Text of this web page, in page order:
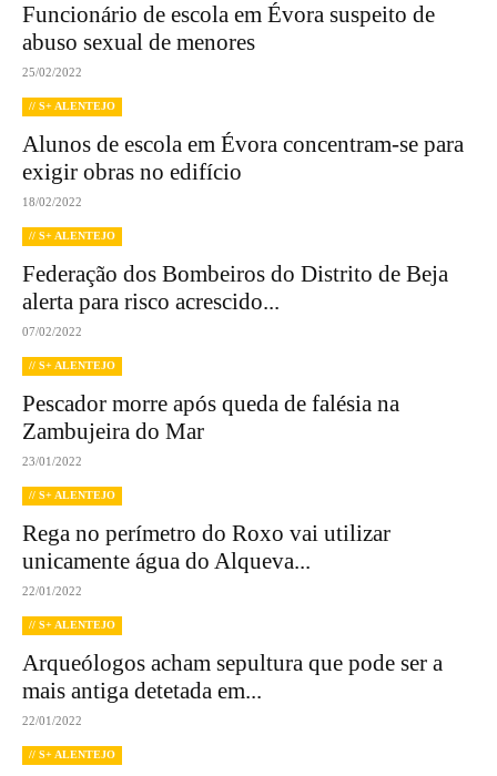
Funcionário de escola em Évora suspeito de
abuso sexual de menores
25/02/2022
// S+ ALENTEJO
Alunos de escola em Évora concentram-se para
exigir obras no edifício
18/02/2022
// S+ ALENTEJO
Federação dos Bombeiros do Distrito de Beja
alerta para risco acrescido...
07/02/2022
// S+ ALENTEJO
Pescador morre após queda de falésia na
Zambujeira do Mar
23/01/2022
// S+ ALENTEJO
Rega no perímetro do Roxo vai utilizar
unicamente água do Alqueva...
22/01/2022
// S+ ALENTEJO
Arqueólogos acham sepultura que pode ser a
mais antiga detetada em...
22/01/2022
// S+ ALENTEJO